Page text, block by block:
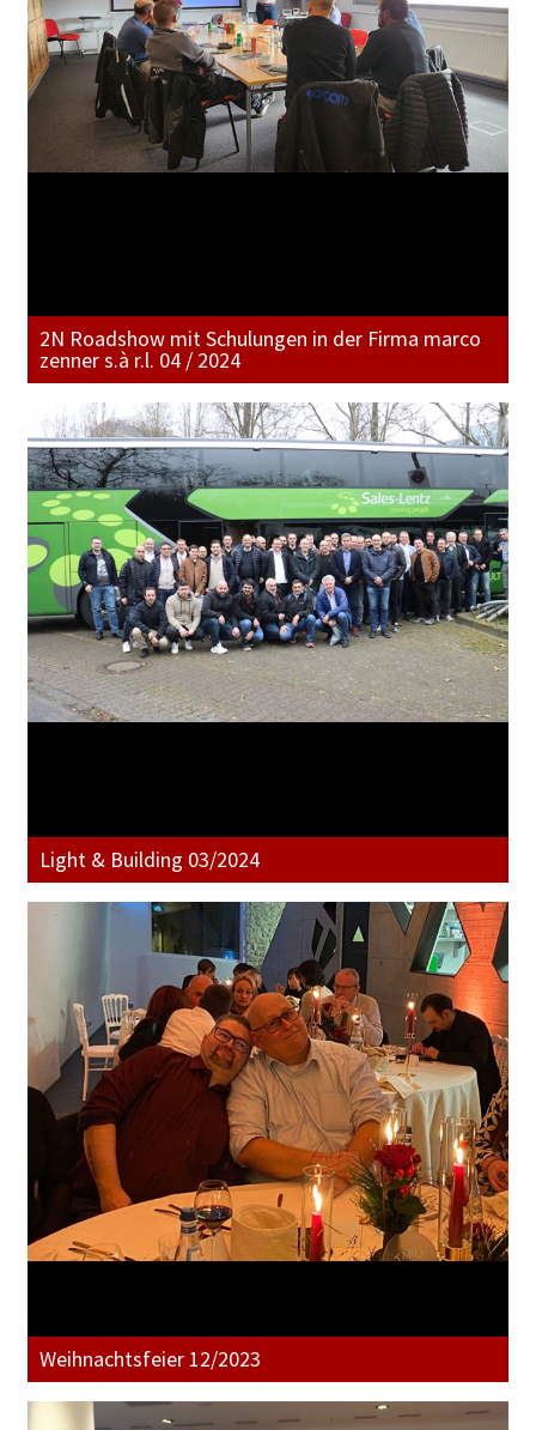
2N Roadshow mit Schulungen in der Firma marco
zenner s.à r.l. 04 / 2024
Light & Building 03/2024
Weihnachtsfeier 12/2023